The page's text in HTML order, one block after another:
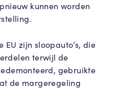
kunnen worden
EU zijn sloopauto’s, die
terwijl de
gebruikte
de margeregeling